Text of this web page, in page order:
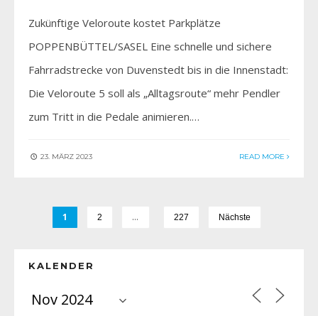
Zukünftige Veloroute kostet Parkplätze
POPPENBÜTTEL/SASEL Eine schnelle und sichere
Fahrradstrecke von Duvenstedt bis in die Innenstadt:
Die Veloroute 5 soll als „Alltagsroute“ mehr Pendler
zum Tritt in die Pedale animieren.…
23. MÄRZ 2023 READ MORE
1 2 … 227 Nächste
KALENDER